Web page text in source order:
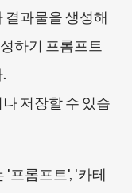
결과물을 생성해
하기 프롬프트
저장할 수 있습
'프롬프트', '카테